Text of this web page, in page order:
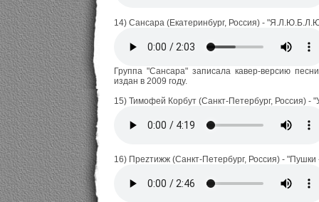
14) Сансара (Екатеринбург, Россия) -
Группа "Сансара" записала кавер-версию
издан в 2009 году.
15) Тимофей Корбут (Санкт-Петербург, Россия) -
16) Преzтижж (Санкт-Петербург, Россия) - "Пушки